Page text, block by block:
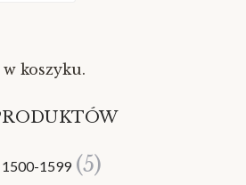
koszyku.
1500-1599 (5)